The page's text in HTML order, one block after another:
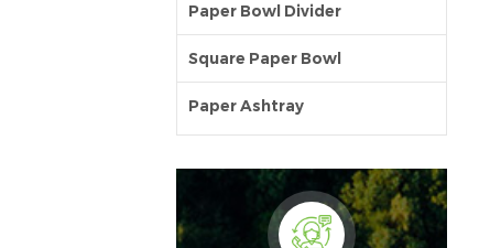
Paper Bowl Divider
Square Paper Bowl
Paper Ashtray